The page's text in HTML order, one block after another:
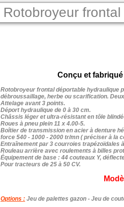
Rotobroyeur
Conçu et
Rotobroyeur frontal déportable hydraulique
débroussaillage, herbe ou scarification.
Attelage avant 3 points.
Déport hydraulique de 0 à 30 cm.
Châssis léger et ultra-résistant en tôle
Roues à pneu plein 11 x 4.00-5.
Boîtier de transmission en acier à denture
force 540 - 1000 - 2000 tr/mn (préciser à la
Entraînement par 3 courroies trapézoïdales
Rouleau arrière avec roulements à billes
Équipement de base : 44 couteaux Y,
Pour tracteurs de 25 à 50 CV.
Options : Jeu de palettes gazon - Jeu de